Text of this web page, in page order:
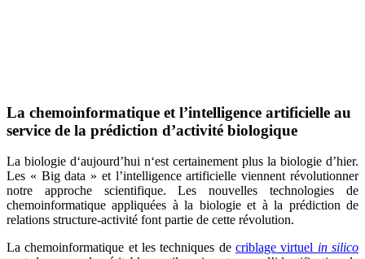
La chemoinformatique et l’intelligence artificielle au
service de la prédiction d’activité biologique
La biologie d‘aujourd’hui n‘est certainement plus la biologie d’hier.
Les « Big data » et l’intelligence artificielle viennent révolutionner
notre approche scientifique. Les nouvelles technologies de
chemoinformatique appliquées à la biologie et à la prédiction de
relations structure-activité font partie de cette révolution.
La chemoinformatique et les techniques de criblage virtuel in silico